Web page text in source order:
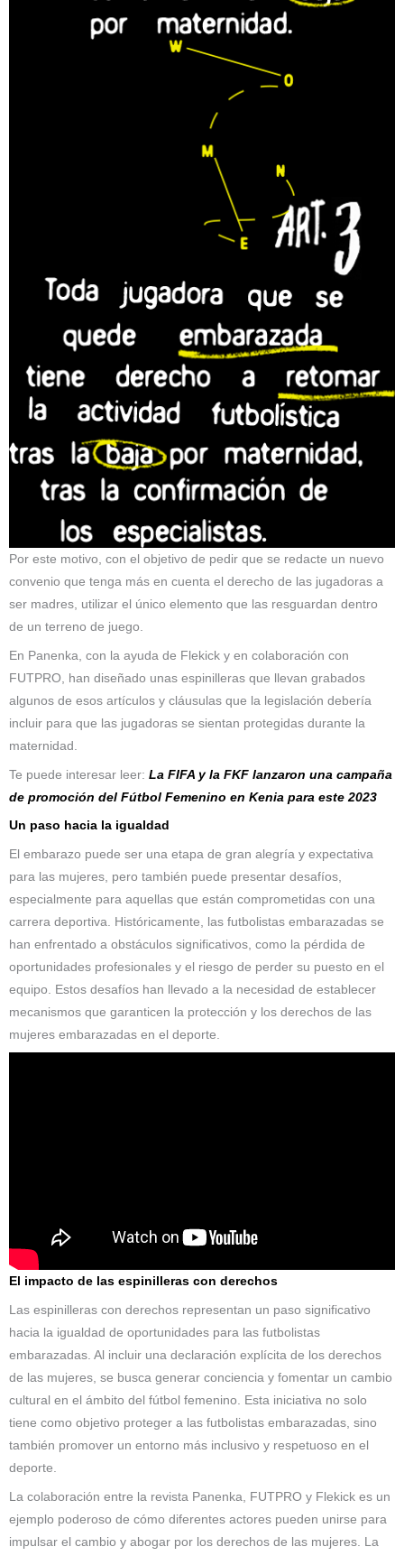
Por este motivo, con el objetivo de pedir que se redacte un nuevo
convenio que tenga más en cuenta el derecho de las jugadoras a
ser madres, utilizar el único elemento que las resguardan dentro
de un terreno de juego.
En Panenka, con la ayuda de Flekick y en colaboración con
FUTPRO, han diseñado unas espinilleras que llevan grabados
algunos de esos artículos y cláusulas que la legislación debería
incluir para que las jugadoras se sientan protegidas durante la
maternidad.
Te puede interesar leer: La FIFA y la FKF lanzaron una campaña
de promoción del Fútbol Femenino en Kenia para este 2023
Un paso hacia la igualdad
El embarazo puede ser una etapa de gran alegría y expectativa
para las mujeres, pero también puede presentar desafíos,
especialmente para aquellas que están comprometidas con una
carrera deportiva. Históricamente, las futbolistas embarazadas se
han enfrentado a obstáculos significativos, como la pérdida de
oportunidades profesionales y el riesgo de perder su puesto en el
equipo. Estos desafíos han llevado a la necesidad de establecer
mecanismos que garanticen la protección y los derechos de las
mujeres embarazadas en el deporte.
El impacto de las espinilleras con derechos
Las espinilleras con derechos representan un paso significativo
hacia la igualdad de oportunidades para las futbolistas
embarazadas. Al incluir una declaración explícita de los derechos
de las mujeres, se busca generar conciencia y fomentar un cambio
cultural en el ámbito del fútbol femenino. Esta iniciativa no solo
tiene como objetivo proteger a las futbolistas embarazadas, sino
también promover un entorno más inclusivo y respetuoso en el
deporte.
La colaboración entre la revista Panenka, FUTPRO y Flekick es un
ejemplo poderoso de cómo diferentes actores pueden unirse para
impulsar el cambio y abogar por los derechos de las mujeres. La